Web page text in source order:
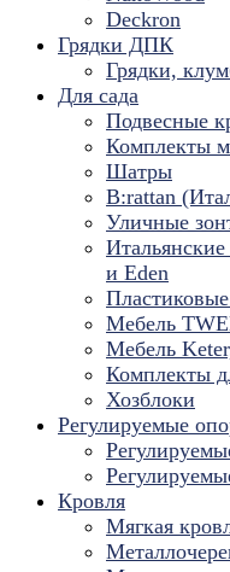
Deckron
Грядки ДПК
Грядки,
Для сада
Подвесные
Комплекты
Шатры
B:rattan
Уличные
и Eden
Мебель
Мебель
Комплекты
Хозблоки
Регулируемые
Кровля
Мягкая